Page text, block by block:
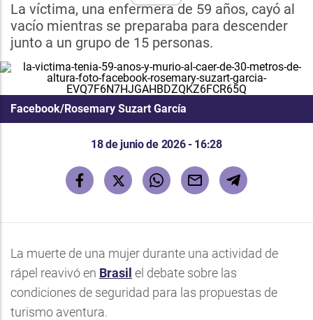
La víctima, una enfermera de 59 años, cayó al
vacío mientras se preparaba para descender
junto a un grupo de 15 personas.
Facebook/Rosemary Suzart García
18 de junio de 2026 - 16:28
La muerte de una mujer durante una actividad de
rápel reavivó en Brasil el debate sobre las
condiciones de seguridad para las propuestas de
turismo aventura.